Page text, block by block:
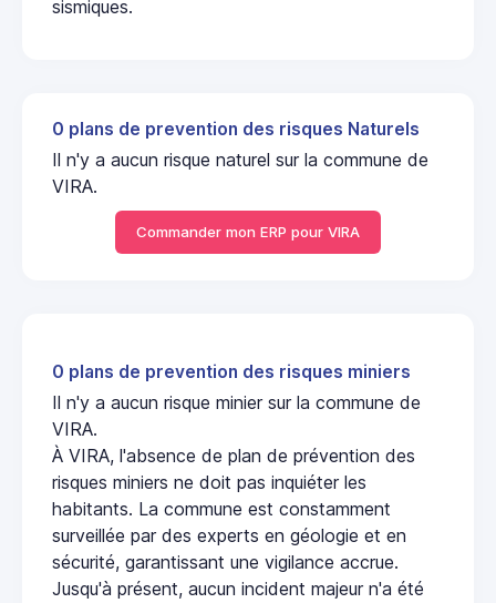
sismiques.
0 plans de prevention des risques Naturels
Il n'y a aucun risque naturel sur la commune de
VIRA.
Commander mon ERP pour VIRA
0 plans de prevention des risques miniers
Il n'y a aucun risque minier sur la commune de
VIRA.
À VIRA, l'absence de plan de prévention des
risques miniers ne doit pas inquiéter les
habitants. La commune est constamment
surveillée par des experts en géologie et en
sécurité, garantissant une vigilance accrue.
Jusqu'à présent, aucun incident majeur n'a été